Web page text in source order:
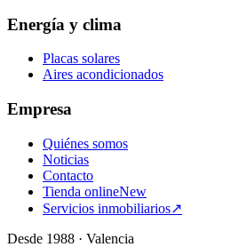
Energía y clima
Placas solares
Aires acondicionados
Empresa
Quiénes somos
Noticias
Contacto
Tienda onlineNew
Servicios inmobiliarios↗
Desde 1988 · Valencia